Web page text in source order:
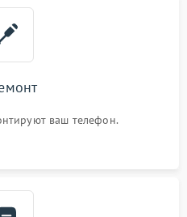
ваш телефон.